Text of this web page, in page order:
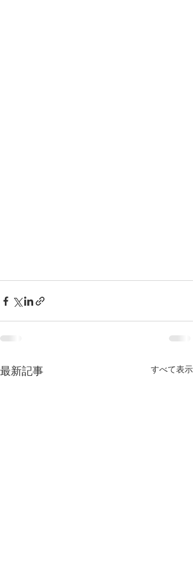
最新記事 すべて表示